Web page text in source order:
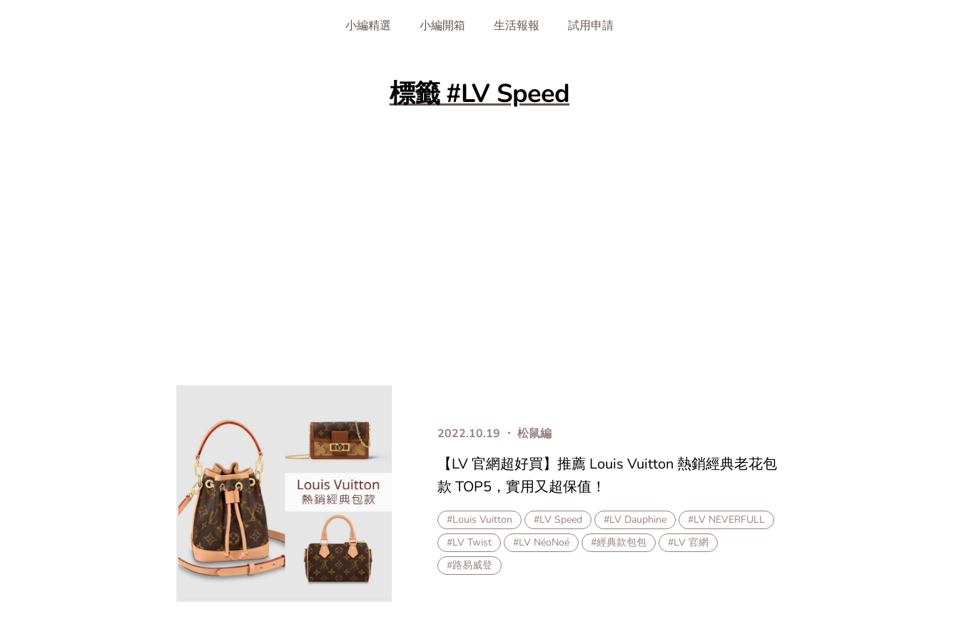
小編精選 小編開箱 生活報報 試用申請
標籤 #LV Speed
2022.10.19 ・ 松鼠編
【LV 官網超好買】推薦 Louis Vuitton 熱銷經典老花包
款 TOP5，實用又超保值！
#Louis Vuitton #LV Speed #LV Dauphine
#LV NEVERFULL
#LV Twist
#LV NéoNoé #經典款包包
#LV 官網
#路易威登